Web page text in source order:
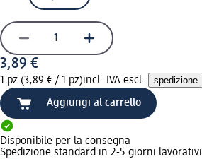
3,89 €
1 pz (3,89 € / 1 pz)incl. IVA escl. spedizione
Aggiungi al carrello
Disponibile per la consegna
Spedizione standard in 2-5 giorni lavorativi